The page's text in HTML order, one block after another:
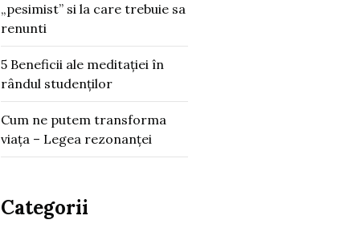
„pesimist” si la care trebuie sa
renunti
5 Beneficii ale meditației în
rândul studenților
Cum ne putem transforma
viața – Legea rezonanței
Categorii